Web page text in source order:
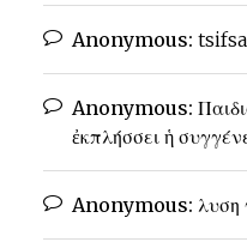
Anonymous:
Anonymous:
ἐκπλήσσει ἡ
Anonymous: λυση